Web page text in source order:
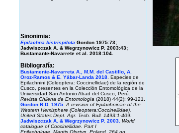
Sinonimia:
Epilachna bistrispilota Gordon 1975:73;
Jadwiszczak A. & Wegrzynowicz P. 2003:43;
Bustamante-Navarrete et al. 2018:104.
Bibliografía:
Bustamente-Navarreta A., M.M. del Castillo, A.
Oroz-Ramos & E. Yábar-Landa 2018. Especies de
Epilachnini (Coleoptera: Coccinellidae) de la región de
Cusco, presentes en la Colección Entomológica de la
Universidad San Antonio Abad del Cusco, Perú.
Revista Chilena de Entomología (2018) 44(2): 99-121.
Gordon R.D. 1975. A revision of Epilachninae of the
Western Hemisphere (Coleoptera:Coccinellidae).
United States Dept. Agr. Tech. Bull. 1493:1-409.
Jadwiszczak A. & Wegrzynowicz P. 2003.
World
catalogue of Coccinellidae. Part I
Epilachninae. Mantis, Olsztyn, Poland. 264 pp.